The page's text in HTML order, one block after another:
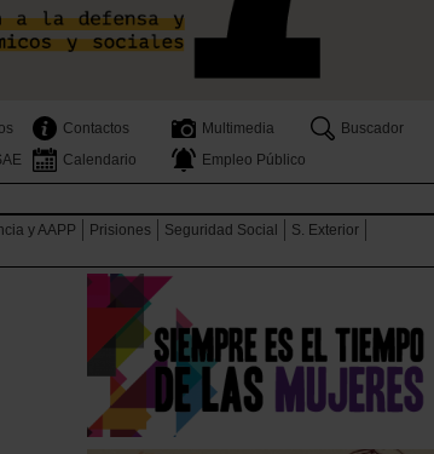
Contactos Multimedia
Buscador
Calendario Empleo Público
y AAPP Prisiones Seguridad Social
S. Exterior